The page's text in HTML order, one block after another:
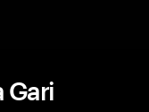
Gari